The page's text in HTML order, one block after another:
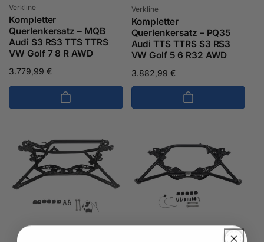
Anbieter:
Verkline
Kompletter
Querlenkersatz – MQB
Audi S3 RS3 TTS TTRS
VW Golf 7 8 R AWD
Normaler
Preis
3.779,99 €
Anbieter:
Verkline
Kompletter
Querlenkersatz – PQ35
Audi TTS TTRS S3 RS3
VW Golf 5 6 R32 AWD
Normaler
Preis
3.882,99 €